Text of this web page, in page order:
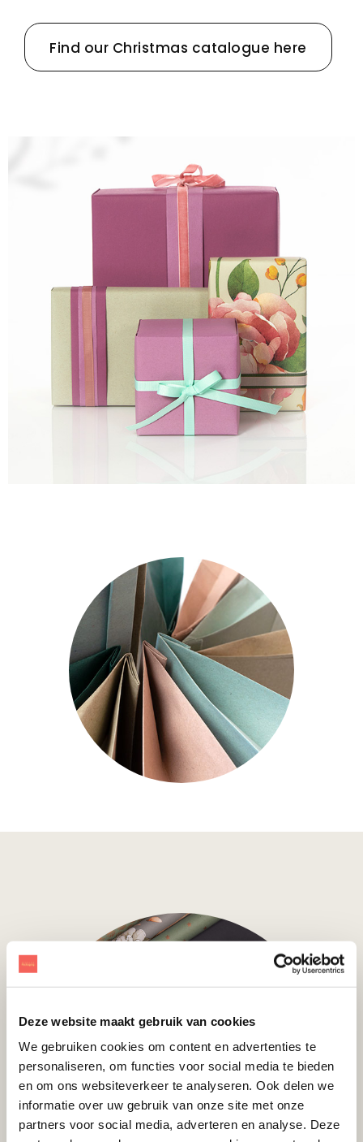
Deze website maakt gebruik van cookies
We gebruiken cookies om content en advertenties te
personaliseren, om functies voor social media te bieden
en om ons websiteverkeer te analyseren. Ook delen we
informatie over uw gebruik van onze site met onze
partners voor social media, adverteren en analyse. Deze
Find our Christmas catalogue here